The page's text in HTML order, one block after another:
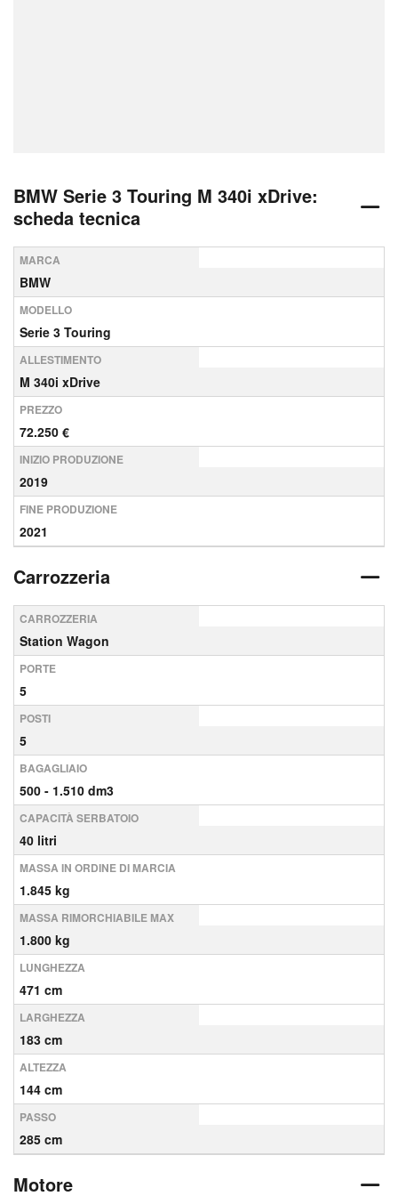
BMW Serie 3 Touring M 340i xDrive:
scheda tecnica
MARCA
BMW
MODELLO
Serie 3 Touring
ALLESTIMENTO
M 340i xDrive
PREZZO
72.250 €
INIZIO PRODUZIONE
2019
FINE PRODUZIONE
2021
Carrozzeria
CARROZZERIA
Station Wagon
PORTE
5
POSTI
5
BAGAGLIAIO
500 - 1.510 dm3
CAPACITÀ SERBATOIO
40 litri
MASSA IN ORDINE DI MARCIA
1.845 kg
MASSA RIMORCHIABILE MAX
1.800 kg
LUNGHEZZA
471 cm
LARGHEZZA
183 cm
ALTEZZA
144 cm
PASSO
285 cm
Motore